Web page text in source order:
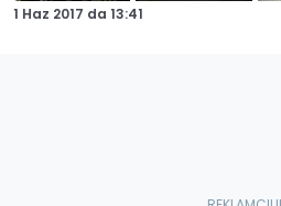
1 Haz 2017 da 13:41